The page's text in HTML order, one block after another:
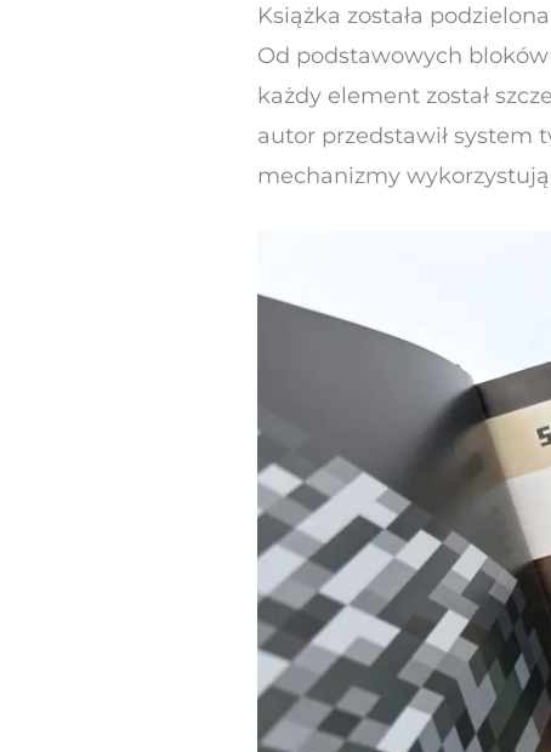
Książka została
Od podstawowych
każdy element został
autor przedstawił system
mechanizmy